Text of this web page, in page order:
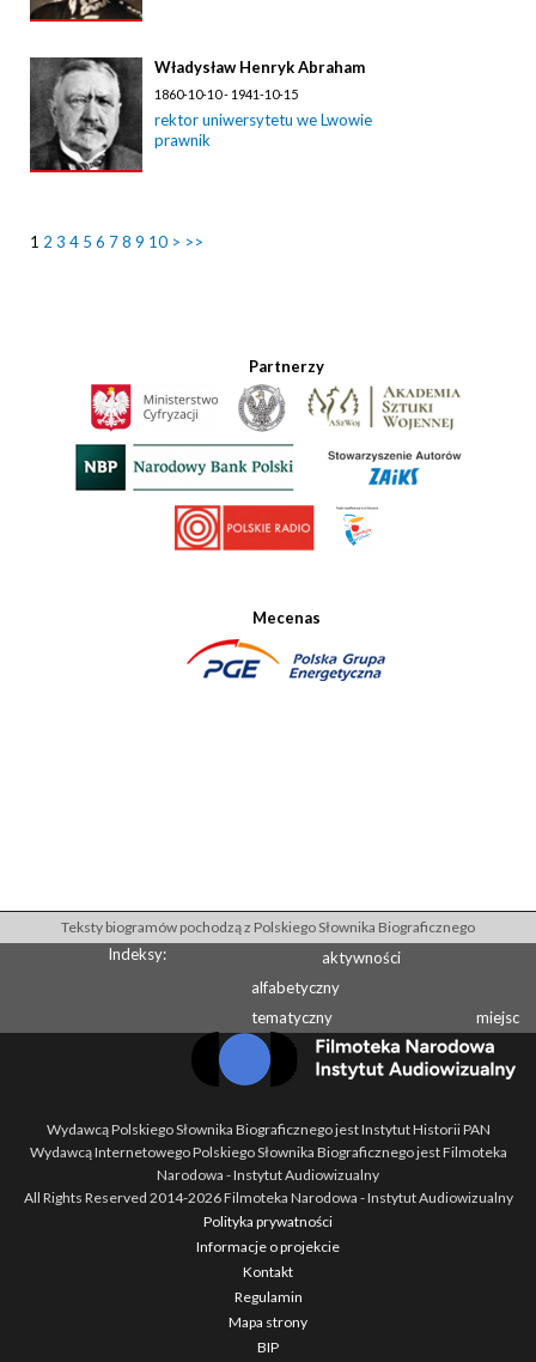
Władysław Henryk Abraham
1860-10-10 - 1941-10-15
rektor uniwersytetu we Lwowie
prawnik
1 2 3 4 5 6 78 9 10 > >>
Partnerzy
Mecenas
Teksty biogramów pochodzą z Polskiego Słownika Biograficznego
Indeksy:
aktywności
alfabetyczny
tematyczny
miejsc
Wydawcą Polskiego Słownika Biograficznego jest Instytut Historii PAN
Wydawcą Internetowego Polskiego Słownika Biograficznego jest Filmoteka
Narodowa - Instytut Audiowizualny
All Rights Reserved 2014-2026Filmoteka Narodowa - Instytut Audiowizualny
Polityka prywatności
Informacje o projekcie
Kontakt
Regulamin
Mapa strony
BIP